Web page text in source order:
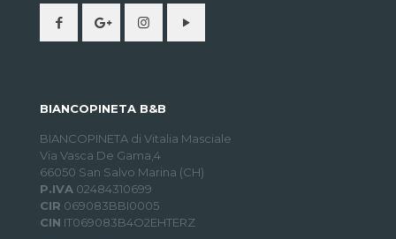
BIANCOPINETA B&B
BIANCOPINETA di Vitalia Masciale
Via Vasca De Gama,4
66050 San Salvo Marina (CH)
P.IVA 02484310699
CIR 069083BBI0005
CIN IT069083B4O2EHTERZ